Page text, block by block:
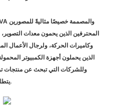
المحترفين الذين يحمون معدات
الذين يحملون أجهزة الكمبيوتر
وللشركات التي تبحث عن منتجات
يتطلب حلول حمل متينة وواقية ومخصصة.